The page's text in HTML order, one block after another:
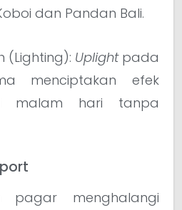
dan Pandan Bali.
(Lighting): Uplightpada
menciptakan efek
malam hari tanpa
pagar menghalangi